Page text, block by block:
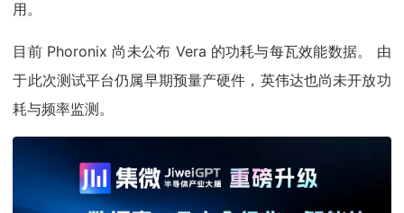
用。
目前 Phoronix 尚未公布 Vera 的功耗与每瓦效能数据。 由
于此次测试平台仍属早期预量产硬件，英伟达也尚未开放功
耗与频率监测。